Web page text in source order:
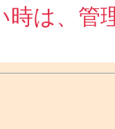
時は、管